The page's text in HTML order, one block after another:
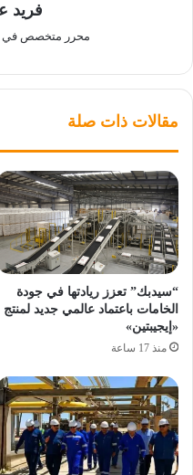
فريد
محرر متخصص في
مقالات ذات صلة
“سيدبك” تعزز ريادتها في جودة
الخامات باعتماد عالمي جديد لمنتج
«إيجيبتين»
منذ 17 ساعة